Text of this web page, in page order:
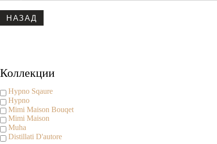
Коллекции
Hypno Sqaure
Hypno
Mimi Maison Bouqet
Mimi Maison
Muha
Distillati D'autore